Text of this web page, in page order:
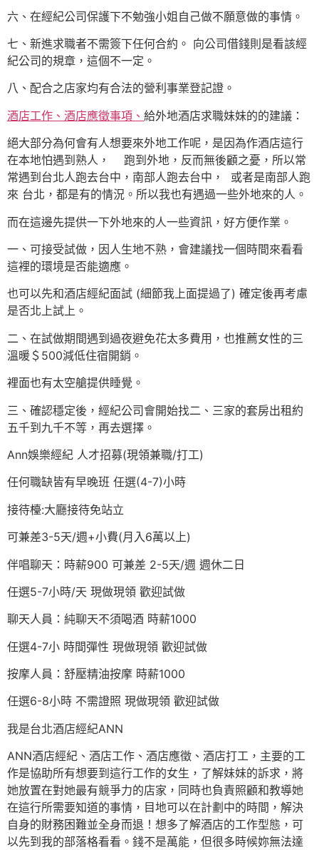
六、在經紀公司保護下不勉強小姐自己做不願意做的事情。
七、新進求職者不需簽下任何合約。 向公司借錢則是看該經
紀公司的規章，這個不一定。
八、配合之店家均有合法的營利事業登記證。
酒店工作、酒店應徵事項、 給外地酒店求職妹妹的的建議：
絕大部分為何會有人想要來外地工作呢，是因為作酒店這行
在本地怕遇到熟人， 跑到外地，反而無後顧之憂，所以常
常遇到台北人跑去台中，南部人跑去台中， 或者是南部人跑
來 台北，都是有的情況。所以我也有遇過一些外地來的人。
而在這邊先提供一下外地來的人一些資訊，好方便作業。
一、可接受試做，因人生地不熟，會建議找一個時間來看看
這裡的環境是否能適應。
也可以先和酒店經紀面試 (細節我上面提過了) 確定後再考慮
是否北上試上。
二、在試做期間遇到過夜避免花太多費用，也推薦女性的三
溫暖＄500減低住宿開銷。
裡面也有太空艙提供睡覺。
三、確認穩定後，經紀公司會開始找二、三家的套房出租約
五千到九千不等，再去選擇。
Ann娛樂經紀 人才招募(現領兼職/打工)
任何職缺皆有早晚班 任選(4-7)小時
接待檯:大廳接待免站立
可兼差3-5天/週+小費(月入6萬以上)
伴唱聊天：時薪900 可兼差 2-5天/週 週休二日
任選5-7小時/天 現做現領 歡迎試做
聊天人員：純聊天不須喝酒 時薪1000
任選4-7小 時間彈性 現做現領 歡迎試做
按摩人員：舒壓精油按摩 時薪1000
任選6-8小時 不需證照 現做現領 歡迎試做
我是台北酒店經紀ANN
ANN酒店經紀、酒店工作、酒店應徵、酒店打工，主要的工
作是協助所有想要到這行工作的女生，了解妹妹的訴求，將
她放置在對她最有競爭力的店家，同時也負責照顧和教導她
在這行所需要知道的事情，目地可以在計劃中的時間，解決
自身的財務困難並全身而退！想多了解酒店的工作型態，可
以先到我的部落格看看。錢不是萬能，但很多時候妳無法達